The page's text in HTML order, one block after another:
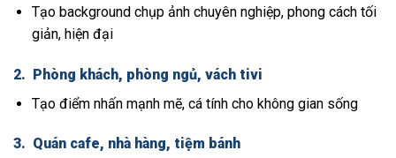
Tạo background chụp ảnh chuyên nghiệp, phong cách tối
giản, hiện đại
2. Phòng khách, phòng ngủ, vách tivi
Tạo điểm nhấn mạnh mẽ, cá tính cho không gian sống
3. Quán cafe, nhà hàng, tiệm bánh